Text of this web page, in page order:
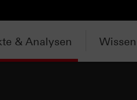
& Analysen